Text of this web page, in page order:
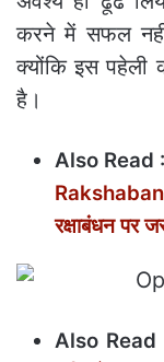
करने में सफल नहीं
क्योंकि इस पहेली
है।
Also Read :
रक्षाबंधन पर
Also Read